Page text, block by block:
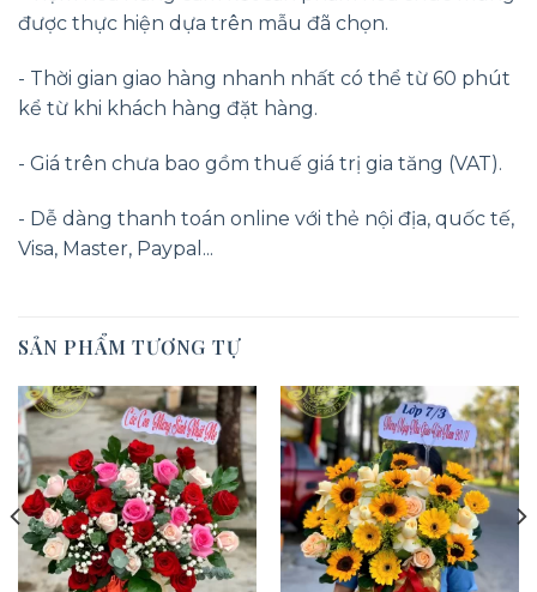
được thực hiện dựa trên mẫu đã chọn.
- Thời gian giao hàng nhanh nhất có thể từ 60 phút
kể từ khi khách hàng đặt hàng.
- Giá trên chưa bao gồm thuế giá trị gia tăng (VAT).
- Dễ dàng thanh toán online với thẻ nội địa, quốc tế,
Visa, Master, Paypal...
SẢN PHẨM TƯƠNG TỰ